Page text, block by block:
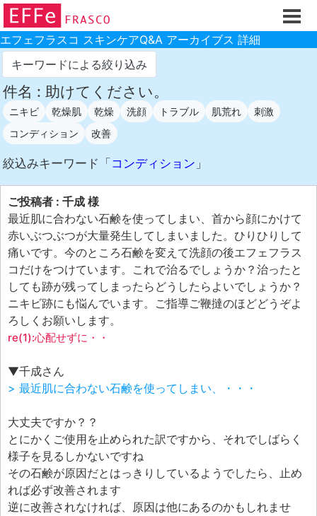
ホーム
ご注文フォーム
初回割引
製品のご案内
お買い物ガイド
スキンケアQ&Aアーカイブス
製品レビュー
スキンケア基礎講座
コスメ辞典 化粧品成分検索
ご購入履歴
ご登録情報
ご紹介(アフェリエイト)制度
エフェ研究所について
お問い合わせフォーム
エフェフラスコ スキンケアQ&A アーカイブス 詳細
キーワードによる絞り込み
件名 : 助けてください。
ニキビ 乾燥肌 乾燥 洗顔 トラブル 肌荒れ
刺激
コンディション
改善
絞込みキーワード「 コンディション 」
ご投稿者 : 千成 様
最近肌に合わない石鹸を使ってしまい、首から顔にかけて
赤いぶつぶつが大量発生してしまいました。ひりひりして
痛いです。今のところ石鹸を変えて洗顔の後エフェフラス
コだけをつけています。これで治るでしょうか？治ったと
しても跡が残ってしまったらどうしたらよいでしょうか？
ニキビ跡にも悩んでいます。ご指導ご鞭撻のほどどうぞよ
ろしくお願いします。
re(1):心配せずに・・
▼千成さん
> 最近肌に合わない石鹸を使ってしまい、・・・
大丈夫ですか？？
とにかくご使用を止められた訳ですから、それでしばらく
様子を見るしかないですね
その石鹸が原因だとはっきりしているようでしたら、止め
れば必ず改善されます
逆に改善されなければ、原因は他にあるのかもしれませ